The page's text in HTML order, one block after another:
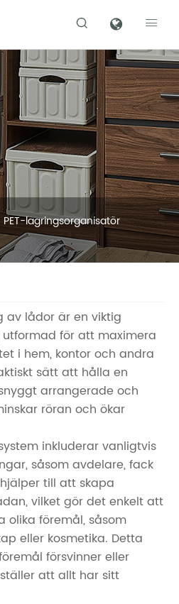
 
PET-lagringsorganisatör
av lådor är en viktig
för att maximera
i hem, kontor och andra
sätt att hålla en
arrangerade och
röran och ökar
inkluderar vanligtvis
såsom avdelare, fack
till att skapa
vilket gör det enkelt att
olika föremål, såsom
eller kosmetika. Detta
försvinner eller
att allt har sitt